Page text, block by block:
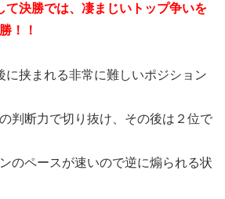
て決勝では、凄まじいトップ争いを
！！
に挟まれる非常に難しいポジション
判断力で切り抜け、その後は２位で
のペースが速いので逆に煽られる状